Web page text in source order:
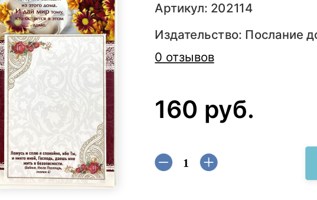
Артикул: 202114
Издательство: Послание
0 отзывов
160 руб.